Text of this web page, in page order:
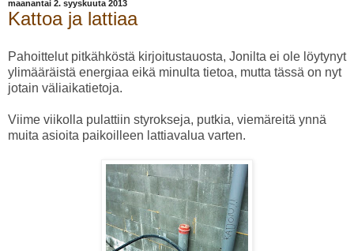
maanantai 2. syyskuuta 2013
Kattoa ja lattiaa
Pahoittelut pitkähköstä kirjoitustauosta, Jonilta ei ole löytynyt
ylimääräistä energiaa eikä minulta tietoa, mutta tässä on nyt
jotain väliaikatietoja.
Viime viikolla pulattiin styrokseja, putkia, viemäreitä ynnä
muita asioita paikoilleen lattiavalua varten.